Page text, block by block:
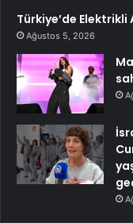
Türkiye’de Elektrikli
Ağustos 5, 2026